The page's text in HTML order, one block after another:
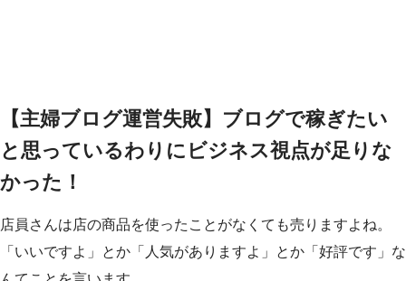
【主婦ブログ運営失敗】ブログで稼ぎたい
と思っているわりにビジネス視点が足りな
かった！
店員さんは店の商品を使ったことがなくても売りますよね。
「いいですよ」とか「人気がありますよ」とか「好評です」な